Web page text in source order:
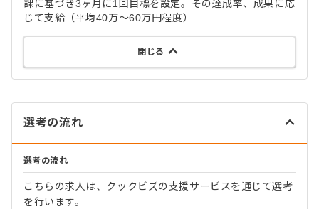
課に基づき3ヶ月に1回目標を設定。その達成率、成果に応
じて支給（平均40万～60万円程度）
閉じる
選考の流れ
選考の流れ
こちらの求人は、クックビズの支援サービスを通じて選考
を行います。